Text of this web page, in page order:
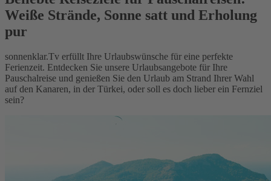
Weiße Strände, Sonne satt und Erholung
pur
sonnenklar.Tv erfüllt Ihre Urlaubswünsche für eine perfekte
Ferienzeit. Entdecken Sie unsere Urlaubsangebote für Ihre
Pauschalreise und genießen Sie den Urlaub am Strand Ihrer Wahl
auf den Kanaren, in der Türkei, oder soll es doch lieber ein Fernziel
sein?